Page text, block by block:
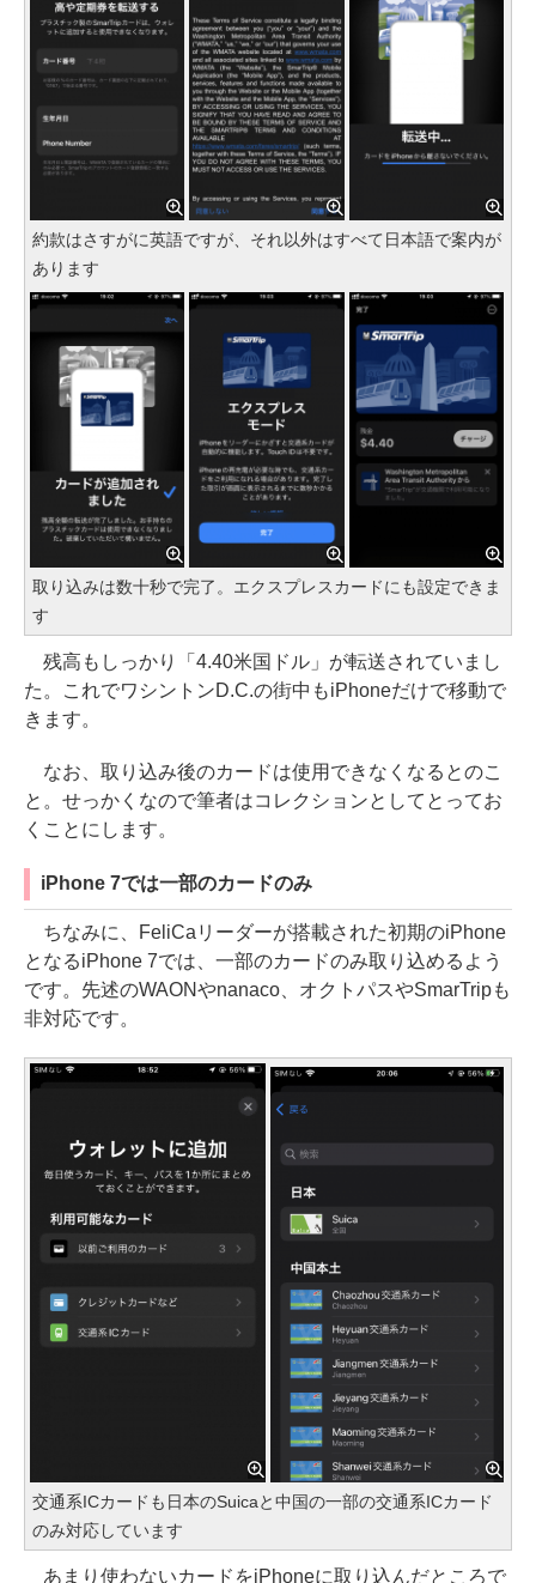
約款はさすがに英語ですが、それ以外はすべて日本語で案内が
あります
取り込みは数十秒で完了。エクスプレスカードにも設定できま
す
残高もしっかり「4.40米国ドル」が転送されていまし
た。これでワシントンD.C.の街中もiPhoneだけで移動で
きます。
なお、取り込み後のカードは使用できなくなるとのこ
と。せっかくなので筆者はコレクションとしてとってお
くことにします。
iPhone 7では一部のカードのみ
ちなみに、FeliCaリーダーが搭載された初期のiPhone
となるiPhone 7では、一部のカードのみ取り込めるよう
です。先述のWAONやnanaco、オクトパスやSmarTripも
非対応です。
交通系ICカードも日本のSuicaと中国の一部の交通系ICカード
のみ対応しています
あまり使わないカードをiPhoneに取り込んだところで